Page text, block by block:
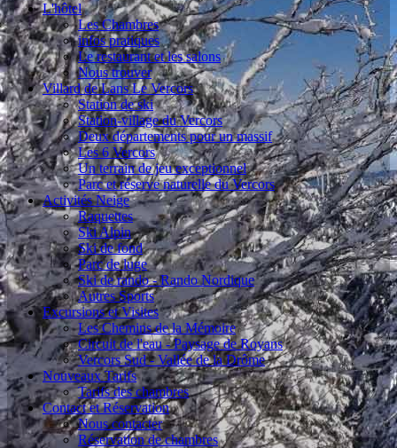
L'hôtel
Les Chambres
infos pratiques
Le restaurant et les salons
Nous trouver
Villard de Lans Le Vercors
Station de ski
Station-village du Vercors
Deux départements pour un massif
Les 6 Vercors
Un terrain de jeu exceptionnel
Parc et réserve naturelle du Vercors
Activités Neige
Raquettes
Ski Alpin
Ski de fond
Parc de luge
Ski de rando - Rando Nordique
Autres Sports
Excursions et Visites
Les Chemins de la Mémoire
Circuit de l'eau - Paysage de Royans
Vercors Sud - Vallée de la Drôme
Nouveaux Tarifs
Tarifs des chambres
Contact et Réservation
Nous contacter
Réservation de chambres